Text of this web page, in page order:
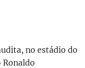
no estádio do